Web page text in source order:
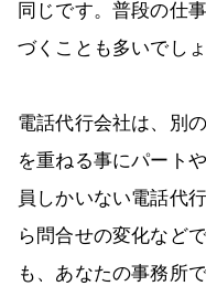
同じです。普段の仕
づくことも多いでしょ
電話代行会社は、別
を重ねる事にパート
員しかいない電話代
ら問合せの変化など
も、あなたの事務所